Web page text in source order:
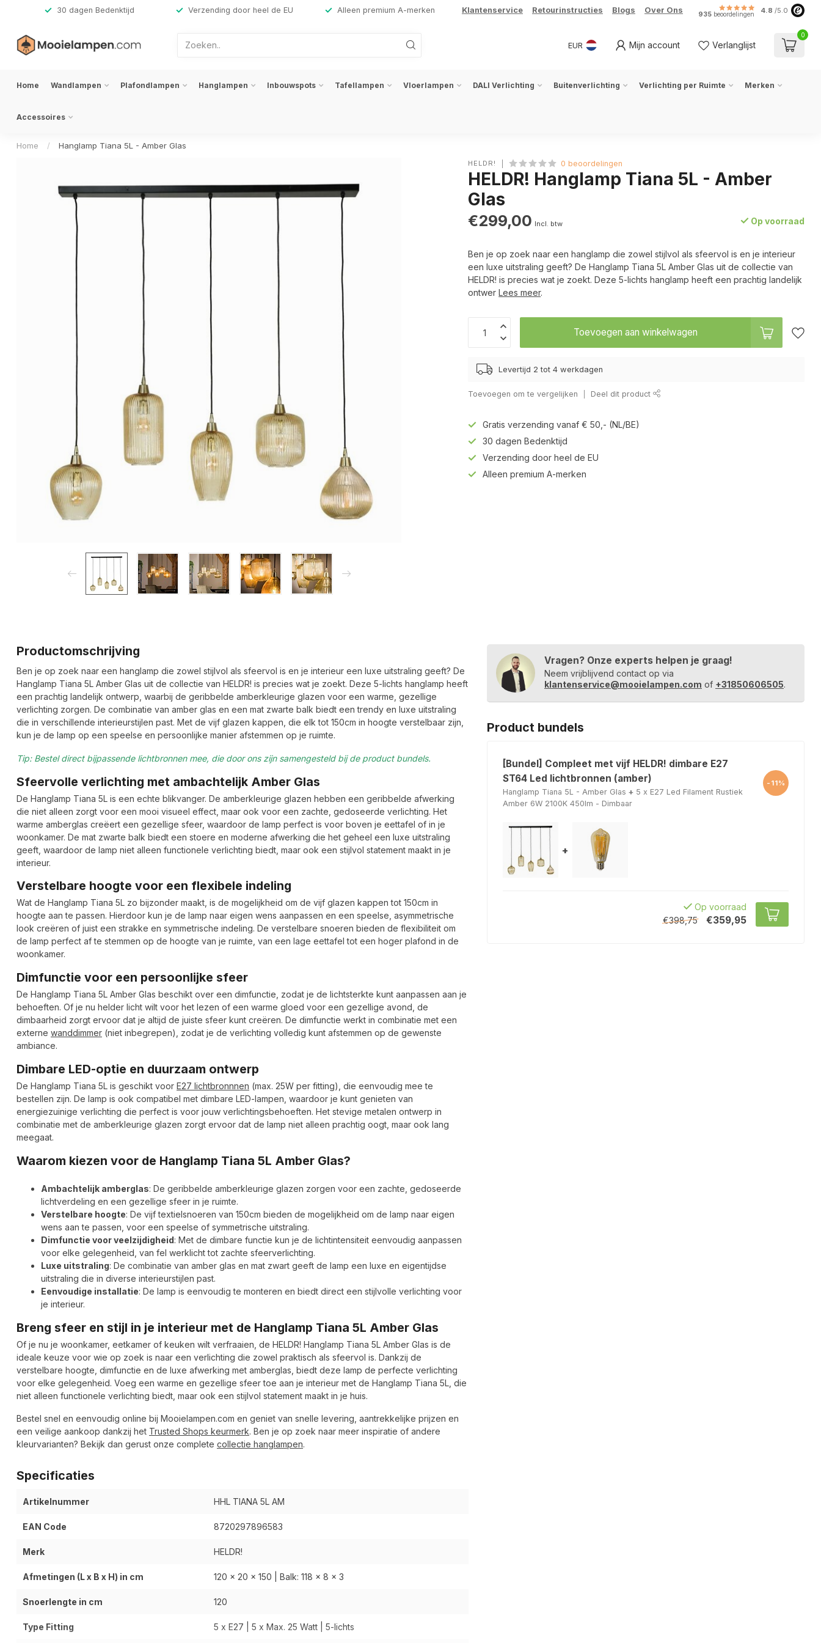
30 dagen Bedenktijd Verzending door heel de EU Alleen premium A-merken Klantenservice Retourinstructies Blogs Over Ons 935 beoordelingen 4.8 /5.0
EUR Mijn account Verlanglijst
0
Home Wandlampen Plafondlampen Hanglampen Inbouwspots Tafellampen Vloerlampen DALI Verlichting Buitenverlichting Verlichting per Ruimte Merken
Accessoires
Home / Hanglamp Tiana 5L - Amber Glas
HELDR! 0 beoordelingen
HELDR! Hanglamp Tiana 5L - Amber
Glas
€299,00 Incl. btw Op voorraad
Ben je op zoek naar een hanglamp die zowel stijlvol als sfeervol is en je interieur
een luxe uitstraling geeft? De Hanglamp Tiana 5L Amber Glas uit de collectie van
HELDR! is precies wat je zoekt. Deze 5-lichts hanglamp heeft een prachtig landelijk
ontwerLees meer.
Toevoegen aan winkelwagen
Levertijd 2 tot 4 werkdagen
Toevoegen om te vergelijken Deel dit product
Gratis verzending vanaf € 50,- (NL/BE)
30 dagen Bedenktijd
Verzending door heel de EU
Alleen premium A-merken
Productomschrijving
Ben je op zoek naar een hanglamp die zowel stijlvol als sfeervol is en je interieur een luxe uitstraling geeft? De
Hanglamp Tiana 5L Amber Glas uit de collectie van HELDR! is precies wat je zoekt. Deze 5-lichts hanglamp heeft
een prachtig landelijk ontwerp, waarbij de geribbelde amberkleurige glazen voor een warme, gezellige
verlichting zorgen. De combinatie van amber glas en een mat zwarte balk biedt een trendy en luxe uitstraling
die in verschillende interieurstijlen past. Met de vijf glazen kappen, die elk tot 150cm in hoogte verstelbaar zijn,
kun je de lamp op een speelse en persoonlijke manier afstemmen op je ruimte.
Tip: Bestel direct bijpassende lichtbronnen mee, die door ons zijn samengesteld bij de product bundels.
Sfeervolle verlichting met ambachtelijk Amber Glas
De Hanglamp Tiana 5L is een echte blikvanger. De amberkleurige glazen hebben een geribbelde afwerking
die niet alleen zorgt voor een mooi visueel effect, maar ook voor een zachte, gedoseerde verlichting. Het
warme amberglas creëert een gezellige sfeer, waardoor de lamp perfect is voor boven je eettafel of in je
woonkamer. De mat zwarte balk biedt een stoere en moderne afwerking die het geheel een luxe uitstraling
geeft, waardoor de lamp niet alleen functionele verlichting biedt, maar ook een stijlvol statement maakt in je
interieur.
Verstelbare hoogte voor een flexibele indeling
Wat de Hanglamp Tiana 5L zo bijzonder maakt, is de mogelijkheid om de vijf glazen kappen tot 150cm in
hoogte aan te passen. Hierdoor kun je de lamp naar eigen wens aanpassen en een speelse, asymmetrische
look creëren of juist een strakke en symmetrische indeling. De verstelbare snoeren bieden de flexibiliteit om
de lamp perfect af te stemmen op de hoogte van je ruimte, van een lage eettafel tot een hoger plafond in de
woonkamer.
Dimfunctie voor een persoonlijke sfeer
De Hanglamp Tiana 5L Amber Glas beschikt over een dimfunctie, zodat je de lichtsterkte kunt aanpassen aan je
behoeften. Of je nu helder licht wilt voor het lezen of een warme gloed voor een gezellige avond, de
dimbaarheid zorgt ervoor dat je altijd de juiste sfeer kunt creëren. De dimfunctie werkt in combinatie met een
externe wanddimmer (niet inbegrepen), zodat je de verlichting volledig kunt afstemmen op de gewenste
ambiance.
Dimbare LED-optie en duurzaam ontwerp
De Hanglamp Tiana 5L is geschikt voor E27 lichtbronnnen (max. 25W per fitting), die eenvoudig mee te
bestellen zijn. De lamp is ook compatibel met dimbare LED-lampen, waardoor je kunt genieten van
energiezuinige verlichting die perfect is voor jouw verlichtingsbehoeften. Het stevige metalen ontwerp in
combinatie met de amberkleurige glazen zorgt ervoor dat de lamp niet alleen prachtig oogt, maar ook lang
meegaat.
Waarom kiezen voor de Hanglamp Tiana 5L Amber Glas?
Ambachtelijk amberglas: De geribbelde amberkleurige glazen zorgen voor een zachte, gedoseerde
lichtverdeling en een gezellige sfeer in je ruimte.
Verstelbare hoogte: De vijf textielsnoeren van 150cm bieden de mogelijkheid om de lamp naar eigen
wens aan te passen, voor een speelse of symmetrische uitstraling.
Dimfunctie voor veelzijdigheid: Met de dimbare functie kun je de lichtintensiteit eenvoudig aanpassen
voor elke gelegenheid, van fel werklicht tot zachte sfeerverlichting.
Luxe uitstraling: De combinatie van amber glas en mat zwart geeft de lamp een luxe en eigentijdse
uitstraling die in diverse interieurstijlen past.
Eenvoudige installatie: De lamp is eenvoudig te monteren en biedt direct een stijlvolle verlichting voor
je interieur.
Breng sfeer en stijl in je interieur met de Hanglamp Tiana 5L Amber Glas
Of je nu je woonkamer, eetkamer of keuken wilt verfraaien, de HELDR! Hanglamp Tiana 5L Amber Glas is de
ideale keuze voor wie op zoek is naar een verlichting die zowel praktisch als sfeervol is. Dankzij de
verstelbare hoogte, dimfunctie en de luxe afwerking met amberglas, biedt deze lamp de perfecte verlichting
voor elke gelegenheid. Voeg een warme en gezellige sfeer toe aan je interieur met de Hanglamp Tiana 5L, die
niet alleen functionele verlichting biedt, maar ook een stijlvol statement maakt in je huis.
Bestel snel en eenvoudig online bij Mooielampen.com en geniet van snelle levering, aantrekkelijke prijzen en
een veilige aankoop dankzij het Trusted Shops keurmerk. Ben je op zoek naar meer inspiratie of andere
kleurvarianten? Bekijk dan gerust onze complete collectie hanglampen.
Specificaties
Artikelnummer HHL TIANA 5L AM
EAN Code 8720297896583
Merk HELDR!
Afmetingen (L x B x H) in cm 120 x 20 x 150 | Balk: 118 x 8 x 3
Snoerlengte in cm 120
Type Fitting 5 x E27 | 5 x Max. 25 Watt | 5-lichts
Vragen? Onze experts helpen je graag!
Neem vrijblijvend contact op via
klantenservice@mooielampen.com of +31850606505.
Product bundels
[Bundel] Compleet met vijf HELDR! dimbare E27
ST64 Led lichtbronnen (amber)
Hanglamp Tiana 5L - Amber Glas + 5 x E27 Led Filament Rustiek
Amber 6W 2100K 450lm - Dimbaar
-11%
+
Op voorraad
€398,75
€359,95